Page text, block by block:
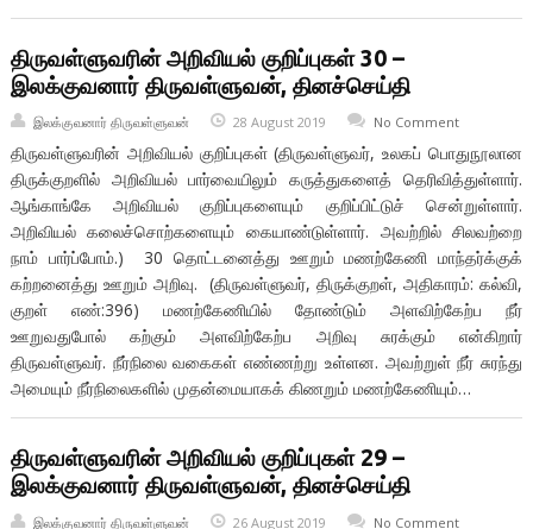
திருவள்ளுவரின் அறிவியல் குறிப்புகள் 30 –
இலக்குவனார் திருவள்ளுவன், தினச்செய்தி
இலக்குவனார் திருவள்ளுவன் 28 August 2019 No Comment
திருவள்ளுவரின் அறிவியல் குறிப்புகள் (திருவள்ளுவர், உலகப் பொதுநூலான
திருக்குறளில் அறிவியல் பார்வையிலும் கருத்துகளைத் தெரிவித்துள்ளார்.
ஆங்காங்கே அறிவியல் குறிப்புகளையும் குறிப்பிட்டுச் சென்றுள்ளார்.
அறிவியல் கலைச்சொற்களையும் கையாண்டுள்ளார். அவற்றில் சிலவற்றை
நாம் பார்ப்போம்.) 30 தொட்டனைத்து ஊறும் மணற்கேணி மாந்தர்க்குக்
கற்றனைத்து ஊறும் அறிவு. (திருவள்ளுவர், திருக்குறள், அதிகாரம்: கல்வி,
குறள் எண்:396) மணற்கேணியில் தோண்டும் அளவிற்கேற்ப நீர்
ஊறுவதுபோல் கற்கும் அளவிற்கேற்ப அறிவு சுரக்கும் என்கிறார்
திருவள்ளுவர். நீர்நிலை வகைகள் எண்ணற்று உள்ளன. அவற்றுள் நீர் சுரந்து
அமையும் நீர்நிலைகளில் முதன்மையாகக் கிணறும் மணற்கேணியும்…
திருவள்ளுவரின் அறிவியல் குறிப்புகள் 29 –
இலக்குவனார் திருவள்ளுவன், தினச்செய்தி
இலக்குவனார் திருவள்ளுவன் 26 August 2019 No Comment